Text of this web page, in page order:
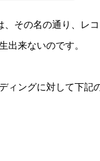
その名の通り、レ
来ないのです。
ィングに対して下記